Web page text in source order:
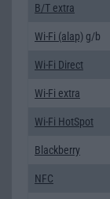
B/T extra
Wi-Fi (alap) g/b
Wi-Fi Direct
Wi-Fi extra
Wi-Fi HotSpot
Blackberry
NFC